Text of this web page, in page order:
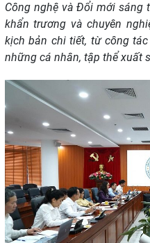
Công nghệ và Đổi mới sáng
khẩn trương và chuyên
kịch bản chi tiết, từ công
những cá nhân, tập thể xuất